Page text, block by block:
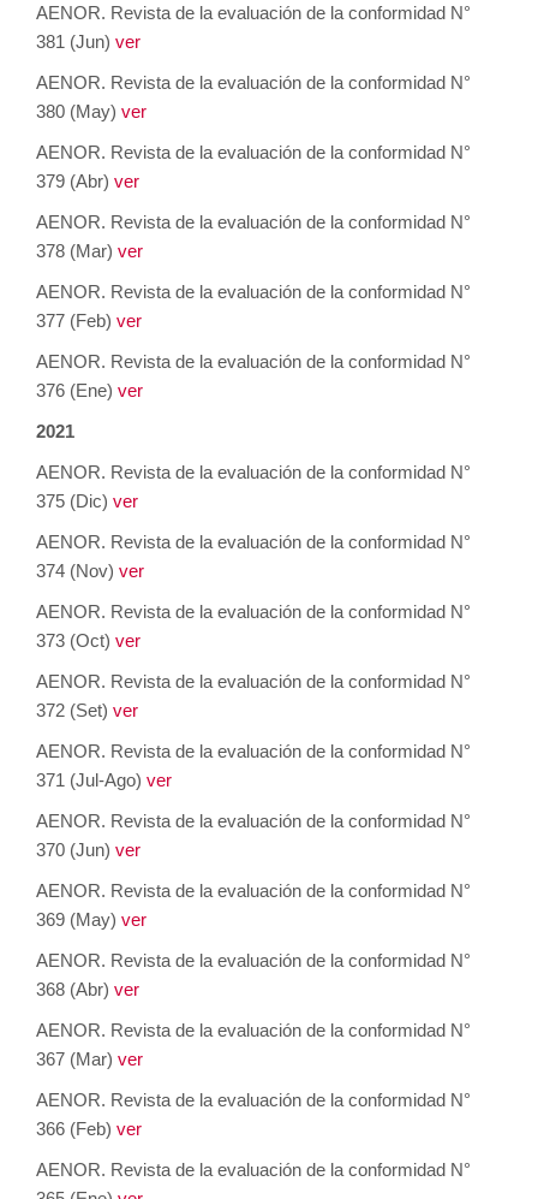
AENOR. Revista de la evaluación de la conformidad N°
381 (Jun) ver
AENOR. Revista de la evaluación de la conformidad N°
380 (May) ver
AENOR. Revista de la evaluación de la conformidad N°
379 (Abr) ver
AENOR. Revista de la evaluación de la conformidad N°
378 (Mar) ver
AENOR. Revista de la evaluación de la conformidad N°
377 (Feb) ver
AENOR. Revista de la evaluación de la conformidad N°
376 (Ene) ver
2021
AENOR. Revista de la evaluación de la conformidad N°
375 (Dic) ver
AENOR. Revista de la evaluación de la conformidad N°
374 (Nov) ver
AENOR. Revista de la evaluación de la conformidad N°
373 (Oct) ver
AENOR. Revista de la evaluación de la conformidad N°
372 (Set) ver
AENOR. Revista de la evaluación de la conformidad N°
371 (Jul-Ago) ver
AENOR. Revista de la evaluación de la conformidad N°
370 (Jun) ver
AENOR. Revista de la evaluación de la conformidad N°
369 (May) ver
AENOR. Revista de la evaluación de la conformidad N°
368 (Abr) ver
AENOR. Revista de la evaluación de la conformidad N°
367 (Mar) ver
AENOR. Revista de la evaluación de la conformidad N°
366 (Feb) ver
AENOR. Revista de la evaluación de la conformidad N°